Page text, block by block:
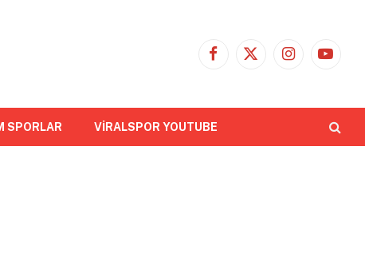
Facebook
X
Instagram
SPORLAR VİRALSPOR YOUTUBE